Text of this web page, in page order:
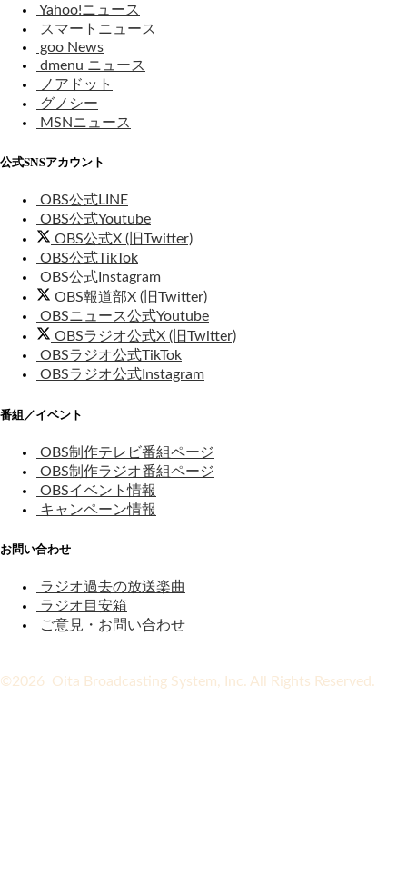
Yahoo!ニュース
スマートニュース
goo News
dmenu ニュース
ノアドット
グノシー
MSNニュース
公式SNSアカウント
OBS公式LINE
OBS公式Youtube
OBS公式X (旧Twitter)
OBS公式TikTok
OBS公式Instagram
OBS報道部X (旧Twitter)
OBSニュース公式Youtube
OBSラジオ公式X (旧Twitter)
OBSラジオ公式TikTok
OBSラジオ公式Instagram
番組／イベント
OBS制作テレビ番組ページ
OBS制作ラジオ番組ページ
OBSイベント情報
キャンペーン情報
お問い合わせ
ラジオ過去の放送楽曲
ラジオ目安箱
ご意見・お問い合わせ
©2026 Oita Broadcasting System, Inc. All Rights Reserved.